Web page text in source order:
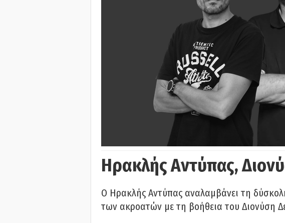
Ηρακλής Αντύπας,
Ο Ηρακλής Αντύπας αναλαμβάνει τη
των ακροατών με τη βοήθεια του Διονύση